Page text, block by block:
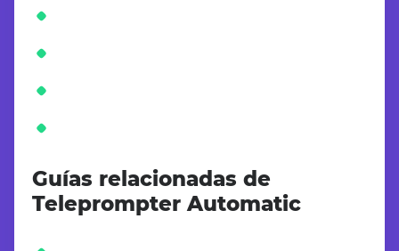
Guías relacionadas de
Teleprompter Automatic